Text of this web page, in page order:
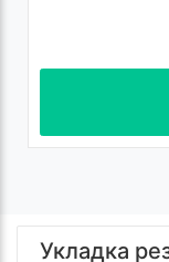
Укладка